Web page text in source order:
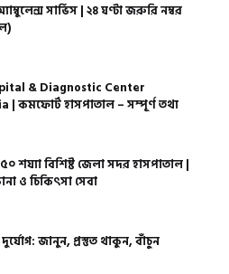
সার্ভিস | ২৪ ঘণ্টা জরুরি নম্বর
& Diagnostic Center
| কমফোর্ট হাসপাতাল – সম্পূর্ণ তথ্য
শয্যা বিশিষ্ট জেলা সদর হাসপাতাল |
ও চিকিৎসা সেবা
দুর্যোগ: জানুন, প্রস্তুত থাকুন, বাঁচুন